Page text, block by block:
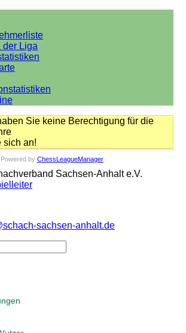
der Liga
Sie keine Berechtigung für die
sich an!
Powered by ChessLeagueManager
Sachsen-Anhalt e.V.
sachsen-anhalt.de